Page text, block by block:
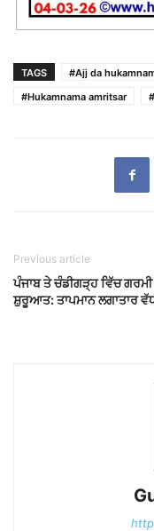
TAGS #Ajj da
#Hukamnama amritsar
Previous article
ਪੰਜਾਬ ਤੇ ਚੰਡੀਗੜ੍ਹ ਵਿੱਚ ਗਰਮੀ
ਸ਼ੁਰੂਆਤ: ਤਾਪਮਾਨ ਲਗਾਤਾਰ